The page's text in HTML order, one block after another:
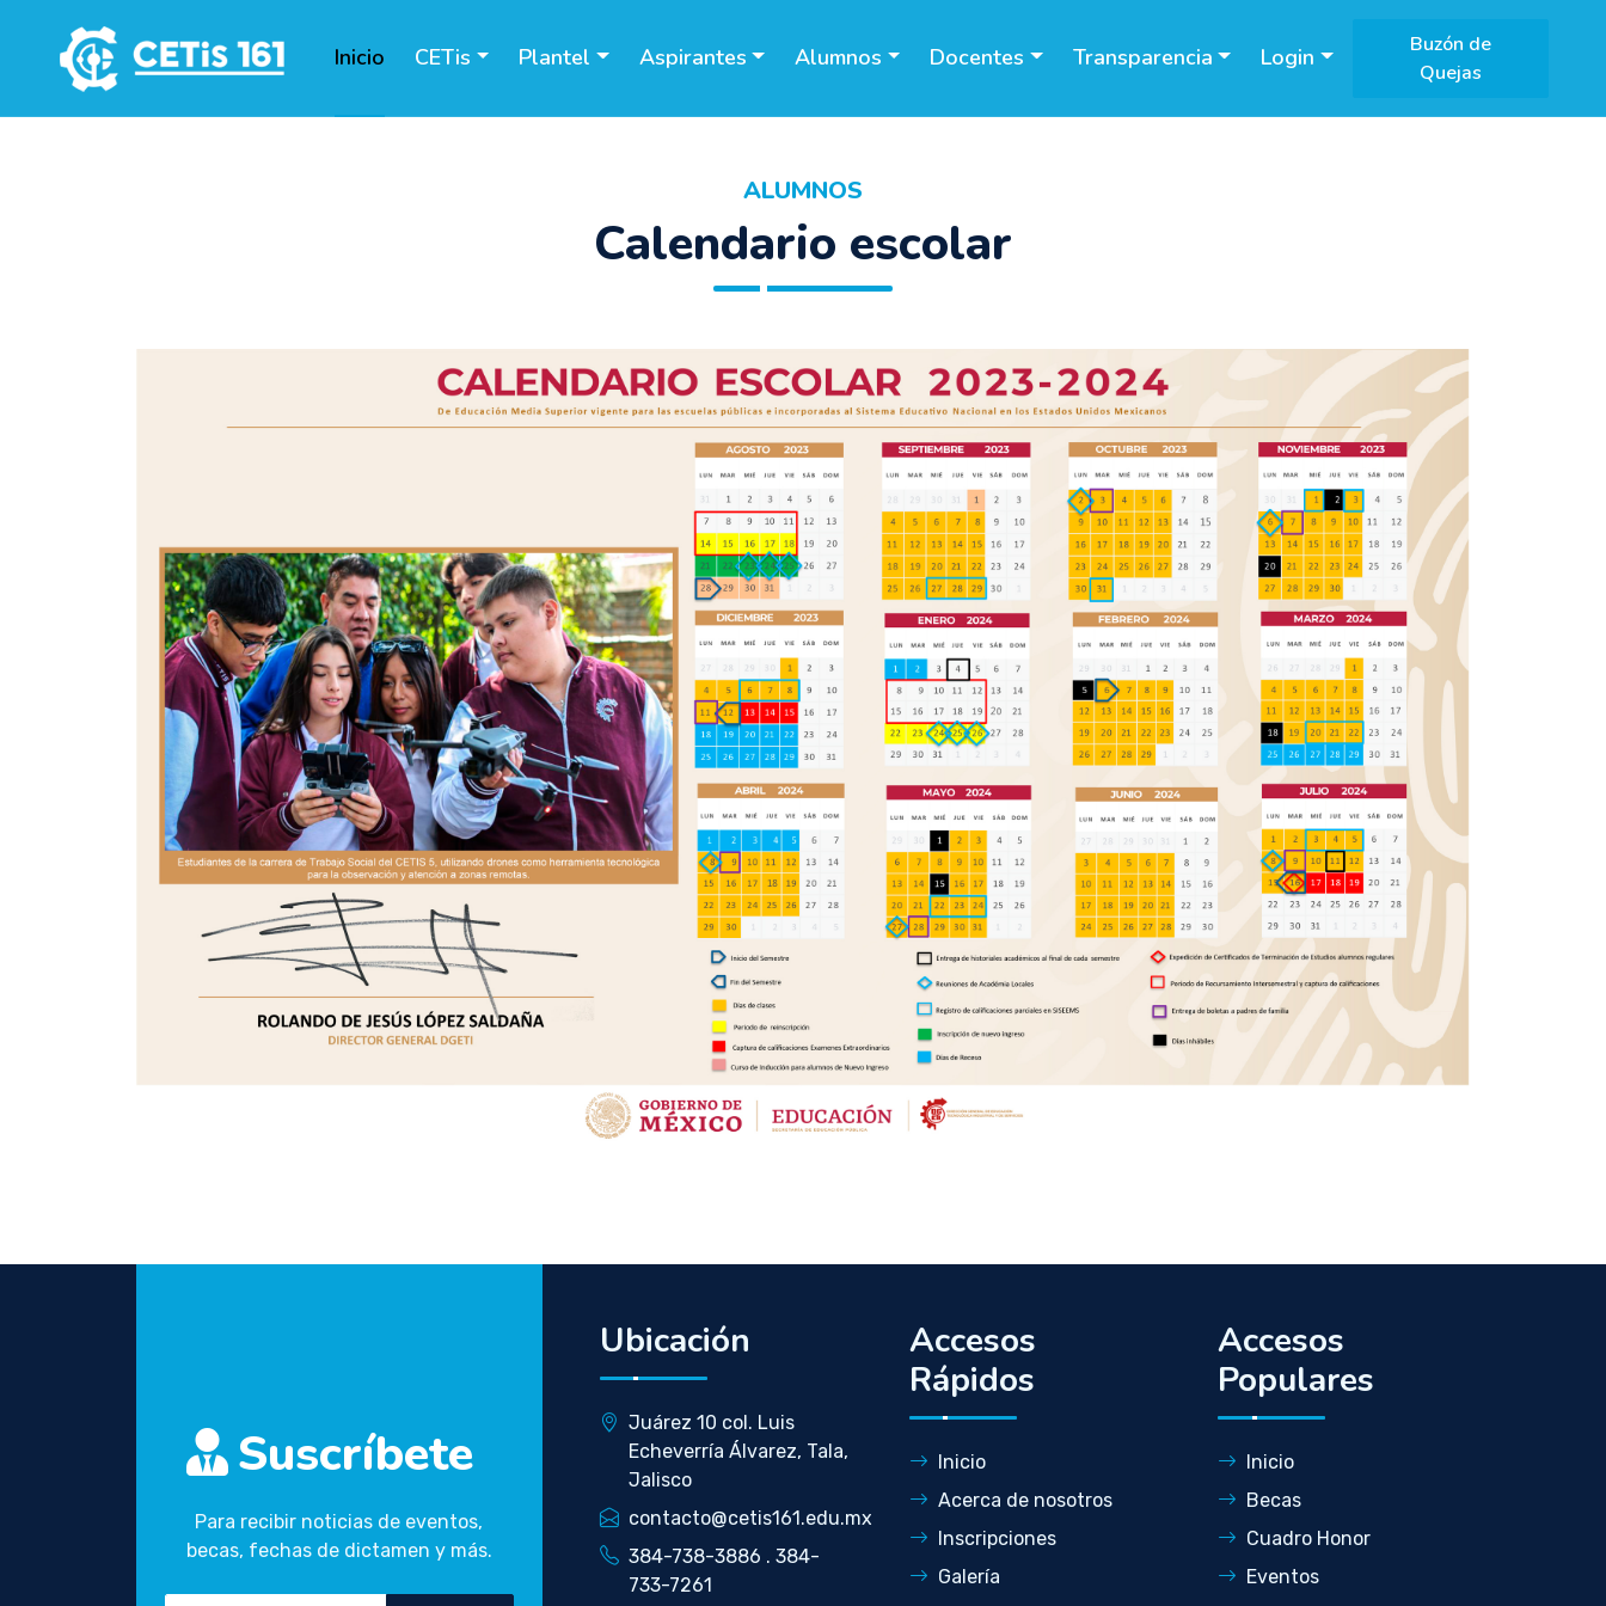
Inicio CETis Plantel Aspirantes Alumnos Docentes Transparencia Login
Buzón de
Quejas
ALUMNOS
Calendario escolar
Suscríbete
Para recibir noticias de eventos,
becas, fechas de dictamen y más.
Ubicación
Juárez 10 col. Luis
Echeverría Álvarez, Tala,
Jalisco
contacto@cetis161.edu.mx
384-738-3886 . 384-
733-7261
Accesos
Rápidos
Inicio
Acerca de nosotros
Inscripciones
Galería
Accesos
Populares
Inicio
Becas
Cuadro Honor
Eventos